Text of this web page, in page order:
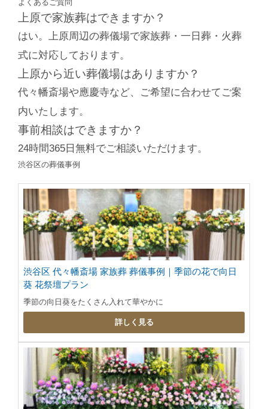
よくあるご質問
上原で家族葬はできますか？
はい。上原周辺の葬儀場で家族葬・一日葬・火葬
式に対応しております。
上原から近い葬儀場はありますか？
代々幡斎場や應慶寺など、ご希望に合わせてご案
内いたします。
事前相談はできますか？
24時間365日無料でご相談いただけます。
渋谷区の葬儀事例
渋谷区 代々幡斎場 家族葬 葬儀事例｜季節の花で向日
葵 花祭壇プラン
季節の向日葵をたくさん入れて華やかに
詳しく見る